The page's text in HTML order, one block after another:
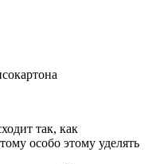
так, как
особо этому уделять